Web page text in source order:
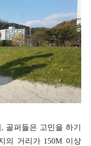
골퍼들은 고민을 하기
의 거리가 150M 이상